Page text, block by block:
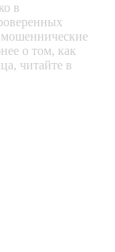
в
мошеннические
о том, как
читайте в